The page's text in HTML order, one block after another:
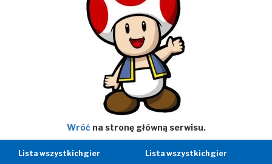
Wróćna stronę główną serwisu.
Lista wszystkich gier
Lista wszystkich gier